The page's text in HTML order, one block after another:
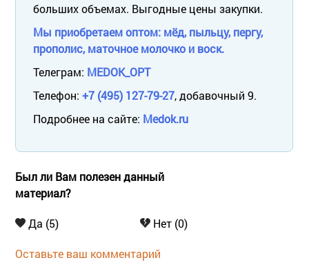
больших объемах. Выгодные цены закупки.
Мы приобретаем оптом: мёд, пыльцу, пергу,
прополис, маточное молочко и воск.
Телеграм: MEDOK_OPT
Телефон: +7 (495) 127-79-27, добавочный 9.
Подробнее на сайте: Medok.ru
Был ли Вам полезен данный
материал?
Да (5) Нет (0)
Оставьте ваш комментарий